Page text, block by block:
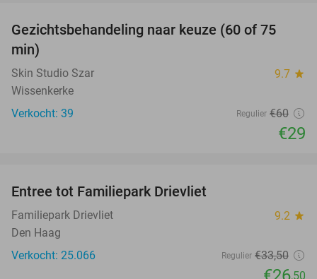
52%
Gezichtsbehandeling naar keuze (60 of 75
min)
Skin Studio Szar 9.7 star
Wissenkerke
Verkocht: 39
Regulier €60
€29
Entree tot Familiepark Drievliet
Familiepark Drievliet 9.2 star
Den Haag
Verkocht: 25.066
Regulier €33,50
,50